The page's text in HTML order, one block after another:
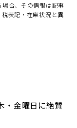
合、その情報は記事
表記・在庫状況と異
・金曜日に絶賛